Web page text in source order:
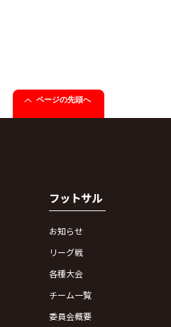
ページの先頭へ
フットサル
お知らせ
リーグ戦
各種大会
チーム一覧
委員会概要